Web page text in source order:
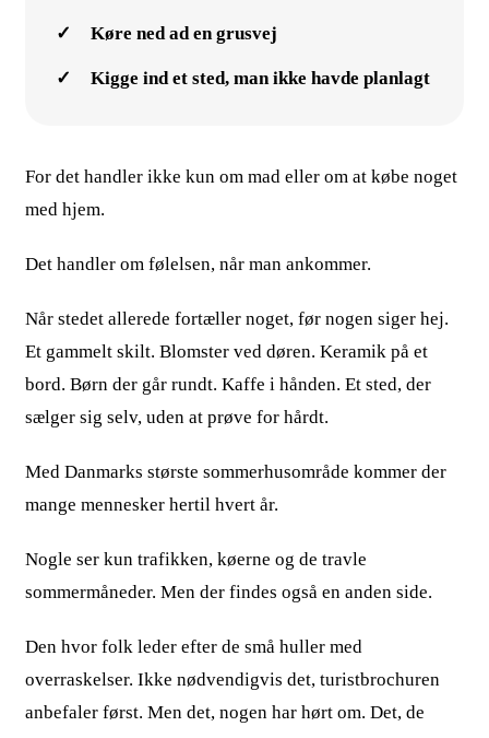
Køre ned ad en grusvej
Kigge ind et sted, man ikke havde planlagt
For det handler ikke kun om mad eller om at købe noget
med hjem.
Det handler om følelsen, når man ankommer.
Når stedet allerede fortæller noget, før nogen siger hej.
Et gammelt skilt. Blomster ved døren. Keramik på et
bord. Børn der går rundt. Kaffe i hånden. Et sted, der
sælger sig selv, uden at prøve for hårdt.
Med Danmarks største sommerhusområde kommer der
mange mennesker hertil hvert år.
Nogle ser kun trafikken, køerne og de travle
sommermåneder. Men der findes også en anden side.
Den hvor folk leder efter de små huller med
overraskelser. Ikke nødvendigvis det, turistbrochuren
anbefaler først. Men det, nogen har hørt om. Det, de